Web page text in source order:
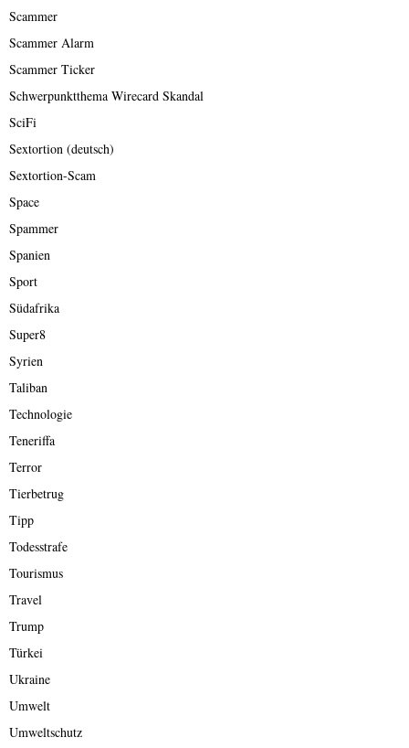
Scammer
Scammer Alarm
Scammer Ticker
Schwerpunktthema Wirecard Skandal
SciFi
Sextortion (deutsch)
Sextortion-Scam
Space
Spammer
Spanien
Sport
Südafrika
Super8
Syrien
Taliban
Technologie
Teneriffa
Terror
Tierbetrug
Tipp
Todesstrafe
Tourismus
Travel
Trump
Türkei
Ukraine
Umwelt
Umweltschutz